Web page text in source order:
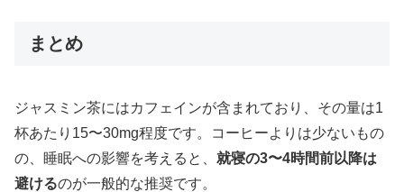
まとめ
ジャスミン茶にはカフェインが含まれており、その量は1
杯あたり15〜30mg程度です。コーヒーよりは少ないもの
の、睡眠への影響を考えると、 就寝の3〜4時間前以降は
避けるのが一般的な推奨です。